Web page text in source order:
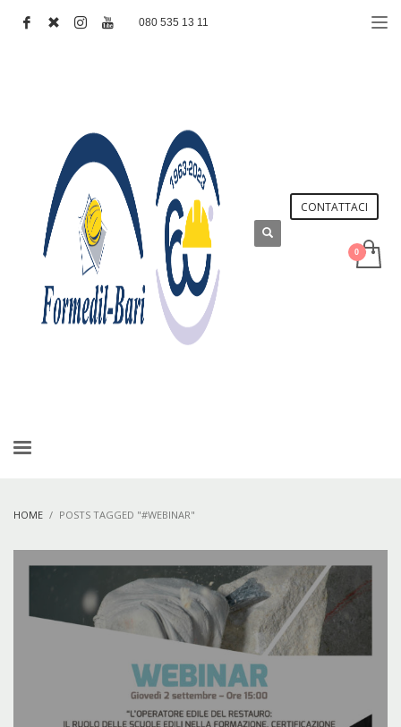
080 535 13 11
CONTATTACI
HOME POSTS TAGGED "#WEBINAR"